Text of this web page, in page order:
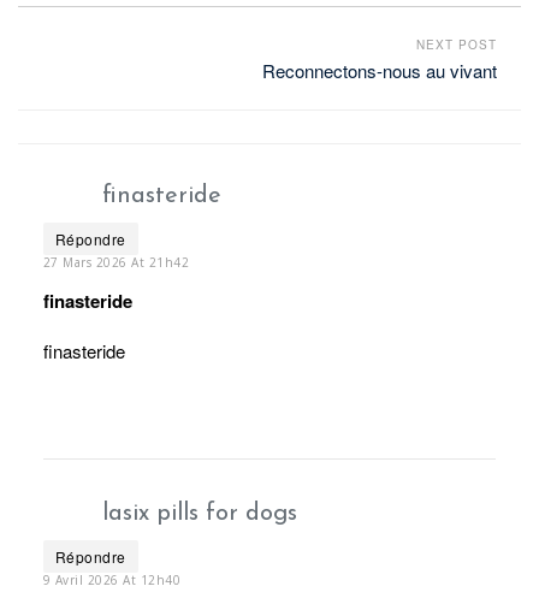
NEXT POST
Reconnectons-nous au vivant
finasteride
Répondre
27 Mars 2026 At 21h42
finasteride
finasteride
lasix pills for dogs
Répondre
9 Avril 2026 At 12h40